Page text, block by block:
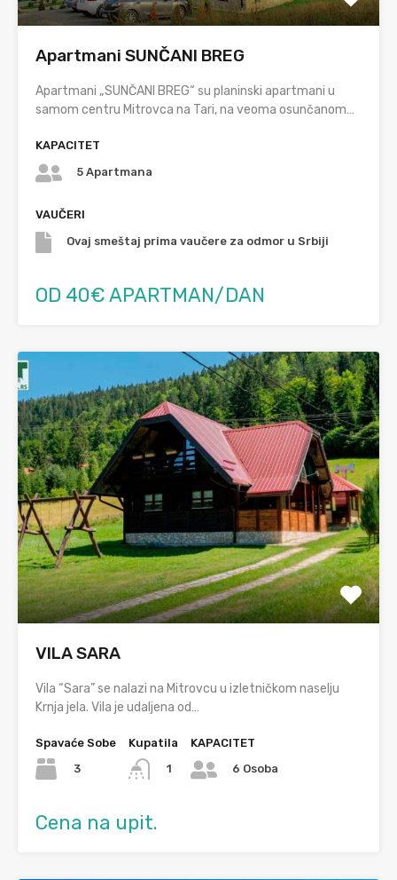
Apartmani SUNČANI BREG
Apartmani „SUNČANI BREG“ su planinski apartmani u
samom centru Mitrovca na Tari, na veoma osunčanom…
KAPACITET
5 Apartmana
VAUČERI
Ovaj smeštaj prima vaučere za odmor u Srbiji
OD 40€ APARTMAN/DAN
VILA SARA
Vila “Sara” se nalazi na Mitrovcu u izletničkom naselju
Krnja jela. Vila je udaljena od…
Spavaće Sobe
3
Kupatila
1
KAPACITET
6 Osoba
Cena na upit.